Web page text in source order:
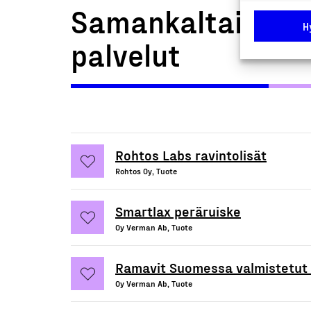
Samankaltaiset
palvelut
Rohtos Labs ravintolisät
Rohtos Oy, Tuote
Smartlax peräruiske
Oy Verman Ab, Tuote
Ramavit Suomessa
Oy Verman Ab, Tuote